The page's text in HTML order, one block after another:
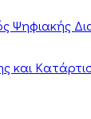
Ψηφιακής
και